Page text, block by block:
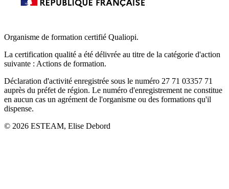
Organisme de formation certifié Qualiopi.
La certification qualité a été délivrée au titre de la catégorie d'action
suivante : Actions de formation.
Déclaration d'activité enregistrée sous le numéro 27 71 03357 71
auprès du préfet de région. Le numéro d'enregistrement ne constitue
en aucun cas un agrément de l'organisme ou des formations qu'il
dispense.
© 2026 ESTEAM, Elise Debord